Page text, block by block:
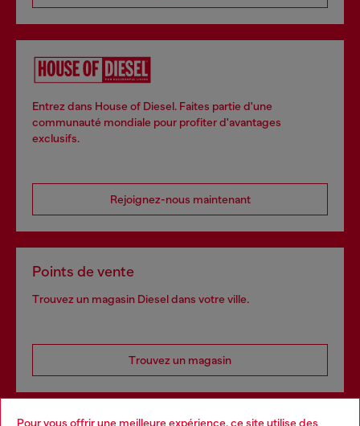
Pour vous offrir une meilleure expérience, ce site utilise des
Entrez dans House of Diesel. Faites partie d'une
communauté mondiale pour profiter d'avantages
exclusifs.
Rejoignez-nous maintenant
Points de vente
Trouvez un magasin Diesel dans votre ville.
Trouvez un magasin